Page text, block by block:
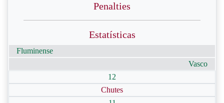
Penalties
Estatísticas
Fluminense
Vasco
12
Chutes